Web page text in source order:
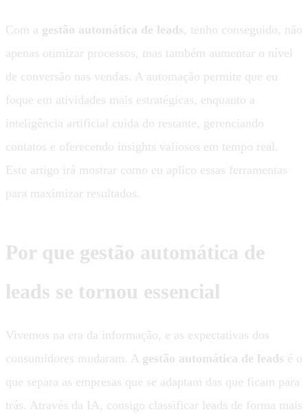
Com a gestão automática de leads, tenho conseguido, não
apenas otimizar processos, mas também aumentar o nível
de conversão nas vendas. A automação permite que eu
foque em atividades mais estratégicas, enquanto a
inteligência artificial cuida do restante, gerenciando
contatos e oferecendo insights valiosos em tempo real.
Este artigo irá mostrar como eu aplico essas ferramentas
para maximizar resultados.
Por que gestão automática de
leads se tornou essencial
Vivemos na era da informação, e as expectativas dos
consumidores mudaram. A gestão automática de leads é o
que separa as empresas que se adaptam das que ficam para
trás. Através da IA, consigo classificar leads de forma mais